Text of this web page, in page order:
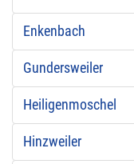
Enkenbach
Gundersweiler
Heiligenmoschel
Hinzweiler